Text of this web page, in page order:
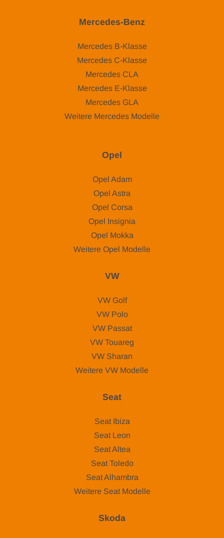
Mercedes-Benz
Mercedes B-Klasse
Mercedes C-Klasse
Mercedes CLA
Mercedes E-Klasse
Mercedes GLA
Weitere Mercedes Modelle
Opel
Opel Adam
Opel Astra
Opel Corsa
Opel Insignia
Opel Mokka
Weitere Opel Modelle
VW
VW Golf
VW Polo
VW Passat
VW Touareg
VW Sharan
Weitere VW Modelle
Seat
Seat Ibiza
Seat Leon
Seat Altea
Seat Toledo
Seat Alhambra
Weitere Seat Modelle
Skoda